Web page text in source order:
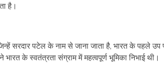
है।
सरदार पटेल के नाम से जाना जाता है, भारत के पहले उप
के स्वतंत्रता संग्राम में महत्वपूर्ण भूमिका निभाई थी।